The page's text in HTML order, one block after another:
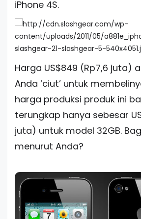
iPhone 4S.
Harga US$849 (Rp7,6 juta)
Anda ‘ciut’ untuk
harga produksi produk ini
terungkap hanya sebesar
juta) untuk model 32GB.
menurut Anda?